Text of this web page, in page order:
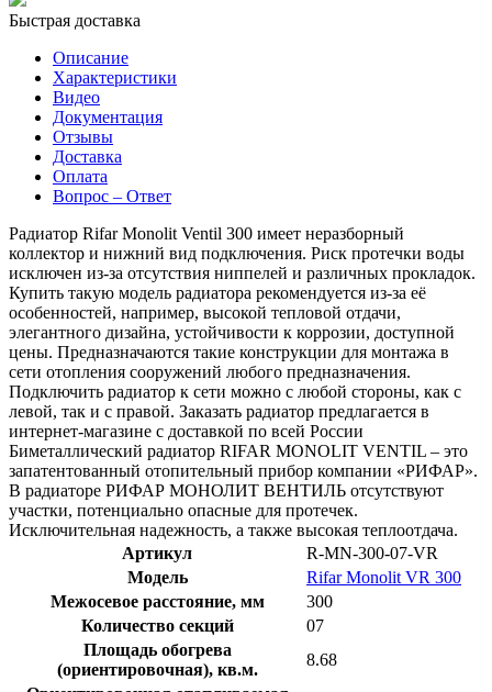
Быстрая доставка
Описание
Характеристики
Видео
Документация
Отзывы
Доставка
Оплата
Вопрос – Ответ
Радиатор Rifar Monolit Ventil 300 имеет неразборный
коллектор и нижний вид подключения. Риск протечки воды
исключен из-за отсутствия ниппелей и различных прокладок.
Купить такую модель радиатора рекомендуется из-за её
особенностей, например, высокой тепловой отдачи,
элегантного дизайна, устойчивости к коррозии, доступной
цены. Предназначаются такие конструкции для монтажа в
сети отопления сооружений любого предназначения.
Подключить радиатор к сети можно с любой стороны, как с
левой, так и с правой. Заказать радиатор предлагается в
интернет-магазине с доставкой по всей России
Биметаллический радиатор RIFAR MONOLIT VENTIL – это
запатентованный отопительный прибор компании «РИФАР».
В радиаторе РИФАР МОНОЛИТ ВЕНТИЛЬ отсутствуют
участки, потенциально опасные для протечек.
Исключительная надежность, а также высокая теплоотдача.
Артикул
R-MN-300-07-VR
Модель
Rifar Monolit VR 300
Межосевое расстояние, мм
300
Количество секций
07
Площадь обогрева
(ориентировочная), кв.м.
8.68